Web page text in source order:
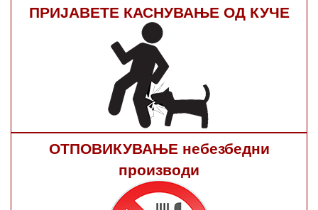
ПРИЈАВЕТЕ КАСНУВАЊЕ ОД КУЧЕ
ОТПОВИКУВАЊЕ небезбедни
производи